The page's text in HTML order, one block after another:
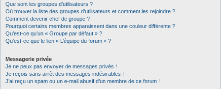
Que sont les groupes d’utilisateurs ?
Où trouver la liste des groupes d’utilisateurs et comment les rejoindre ?
Comment devenir chef de groupe ?
Pourquoi certains membres apparaissent dans une couleur différente ?
Qu’est-ce qu’un « Groupe par défaut » ?
Qu’est-ce que le lien « L’équipe du forum » ?
Messagerie privée
Je ne peux pas envoyer de messages privés !
Je reçois sans arrêt des messages indésirables !
J’ai reçu un spam ou un e-mail abusif d’un membre de ce forum !